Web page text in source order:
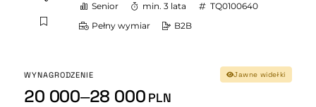
Senior min. 3 lata
TQ0100640
Pełny wymiar
B2B
WYNAGRODZENIE Jawne widełki
20 000–28 000 PLN